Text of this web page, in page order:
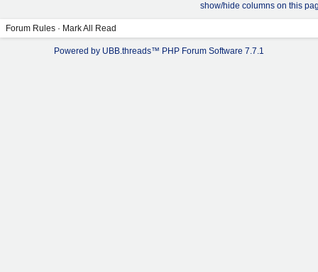
show/hide columns on this
Forum Rules · Mark All Read
Powered by UBB.threads™ PHP Forum Software 7.7.1